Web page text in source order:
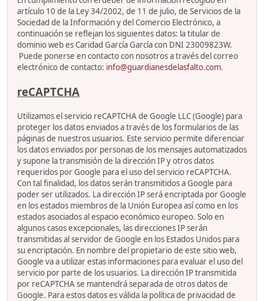
artículo 10 de la Ley 34/2002, de 11 de julio, de Servicios de la
Sociedad de la Información y del Comercio Electrónico, a
continuación se reflejan los siguientes datos: la titular de
dominio web es Caridad García García con DNI 23009823W.
Puede ponerse en contacto con nosotros a través del correo
electrónico de contacto: info@guardianesdelasfalto.com.
reCAPTCHA
Utilizamos el servicio reCAPTCHA de Google LLC (Google) para
proteger los datos enviados a través de los formularios de las
páginas de nuestros usuarios. Este servicio permite diferenciar
los datos enviados por personas de los mensajes automatizados
y supone la transmisión de la dirección IP y otros datos
requeridos por Google para el uso del servicio reCAPTCHA.
Con tal finalidad, los datos serán transmitidos a Google para
poder ser utilizados. La dirección IP será encriptada por Google
en los estados miembros de la Unión Europea así como en los
estados asociados al espacio económico europeo. Solo en
algunos casos excepcionales, las direcciones IP serán
transmitidas al servidor de Google en los Estados Unidos para
su encriptación. En nombre del propietario de este sitio web,
Google va a utilizar estas informaciones para evaluar el uso del
servicio por parte de los usuarios. La dirección IP transmitida
por reCAPTCHA se mantendrá separada de otros datos de
Google. Para estos datos es válida la política de privacidad de